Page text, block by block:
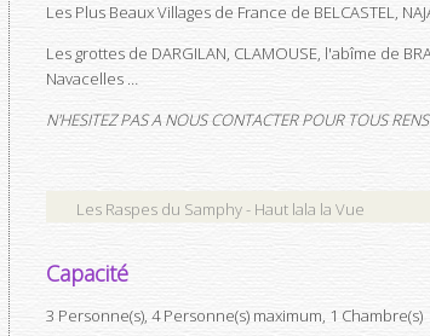
Les Plus Beaux Villages de France de BELCASTEL,
Les grottes de DARGILAN, CLAMOUSE, l'abîme de
Navacelles …
N'HESITEZ PAS A NOUS CONTACTER POUR TOUS
Les Raspes du Samphy - Haut lala la Vue
Capacité
3 Personne(s), 4 Personne(s) maximum, 1 Chambre(s)